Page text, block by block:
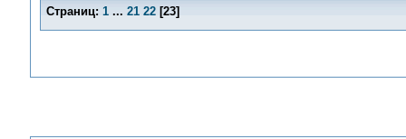
Страниц: 1 ... 21 22[23]